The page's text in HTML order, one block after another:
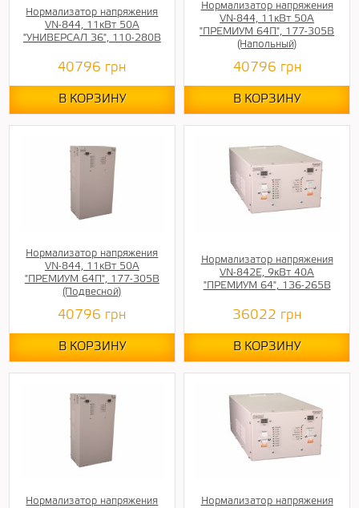
Нормализатор напряжения
VN-844, 11кВт 50А
"УНИВЕРСАЛ 36", 110-280В
40796 грн
В КОРЗИНУ
Нормализатор напряжения
VN-844, 11кВт 50А
"ПРЕМИУМ 64П", 177-305В
(Напольный)
40796 грн
В КОРЗИНУ
Нормализатор напряжения
VN-844, 11кВт 50А
"ПРЕМИУМ 64П", 177-305В
(Подвесной)
40796 грн
В КОРЗИНУ
Нормализатор напряжения
VN-842E, 9кВт 40А
"ПРЕМИУМ 64", 136-265В
36022 грн
В КОРЗИНУ
Нормализатор напряжения
Нормализатор напряжения